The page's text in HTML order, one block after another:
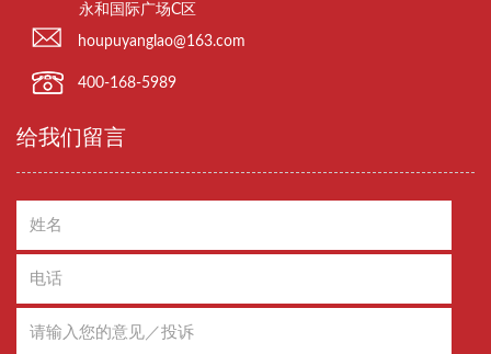
永和国际广场C区
houpuyanglao@163.com
400-168-5989
给我们留言